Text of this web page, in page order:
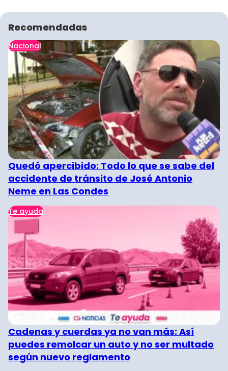
Recomendadas
Nacional
Quedó apercibido: Todo lo que se sabe del
accidente de tránsito de José Antonio
Neme en Las Condes
Te ayuda
Cadenas y cuerdas ya no van más: Así
puedes remolcar un auto y no ser multado
según nuevo reglamento